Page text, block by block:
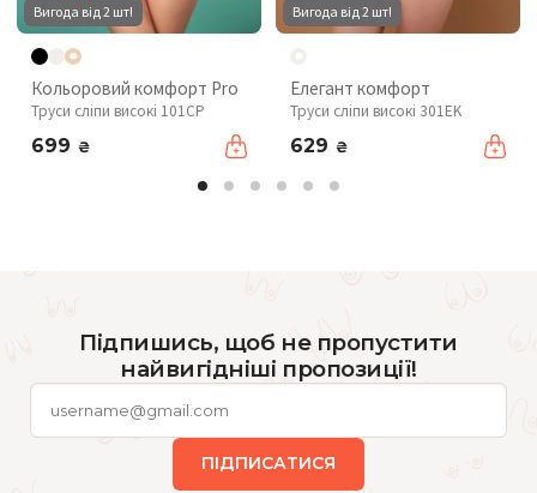
Вигода від 2 шт!
Кольоровий комфорт Pro
Труси сліпи високі 101CP
699 ₴
Вигода від 2 шт!
Елегант комфорт
Труси сліпи високі 301EK
629 ₴
Підпишись, щоб не пропустити
найвигідніші пропозиції!
ПІДПИСАТИСЯ